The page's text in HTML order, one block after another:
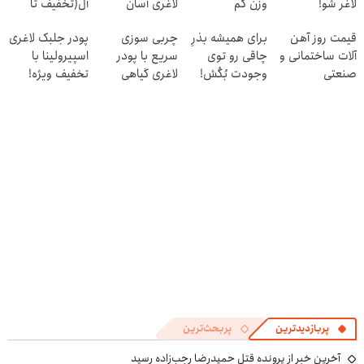
امشب)
امشب)
قیمت روز آهن
آلات ساختمانی و
صنعتی
برای همیشه بذرِ
چاقی رو توی
وجودت بُکُش!
چربی سوزی
سریع با پودر
لاغری گیاهی
پودر جلبک لاغری
اسپیرولینا با
تخفیف ویژه!
پربازدیدترین پربحث‌ترین
آخرین خبر از پرونده قتل حمیدرضا رجب‌زاده رسید